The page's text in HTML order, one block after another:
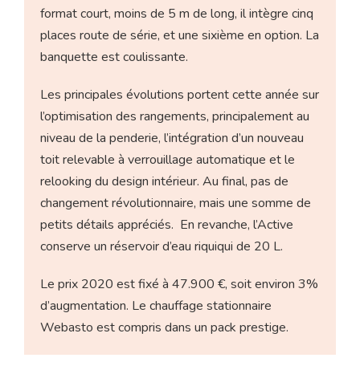
format court, moins de 5 m de long, il intègre cinq
places route de série, et une sixième en option. La
banquette est coulissante.
Les principales évolutions portent cette année sur
l’optimisation des rangements, principalement au
niveau de la penderie, l’intégration d’un nouveau
toit relevable à verrouillage automatique et le
relooking du design intérieur. Au final, pas de
changement révolutionnaire, mais une somme de
petits détails appréciés. En revanche, l’Active
conserve un réservoir d’eau riquiqui de 20 L.
Le prix 2020 est fixé à 47.900 €, soit environ 3%
d’augmentation. Le chauffage stationnaire
Webasto est compris dans un pack prestige.